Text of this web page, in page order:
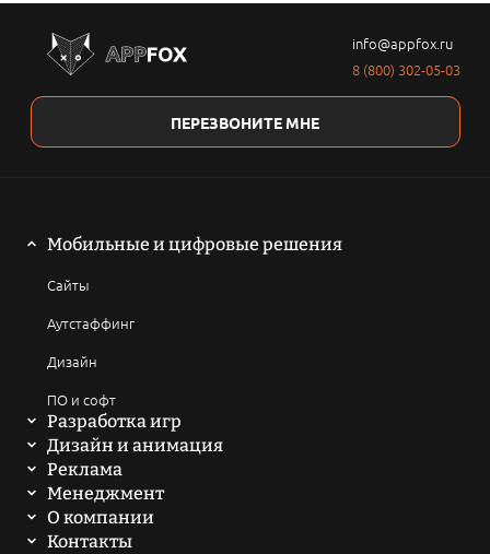
info@appfox.ru
8 (800) 302-05-03
ПЕРЕЗВОНИТЕ МНЕ
Мобильные и цифровые решения
Сайты
Аутстаффинг
Дизайн
ПО и софт
Разработка игр
Мобильные игры
Компьютерные игры
Браузерные и онлайн игры
Дизайн и анимация
2D анимация
3D анимация
Мультфильмы
Реклама
SEO продвижение сайтов
ASO продвижение
Менеджмент
Написать техническое задание
О компании
История
Контакты